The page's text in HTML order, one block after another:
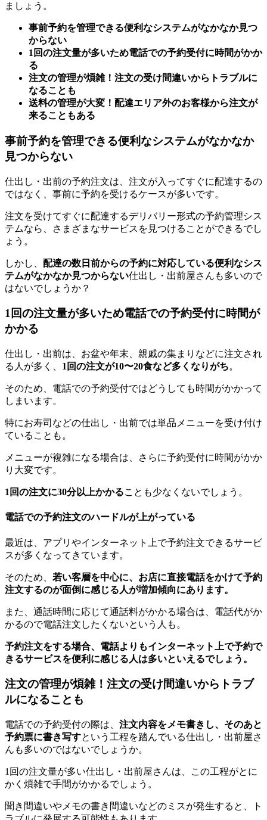
ましょう。
事前予約を管理できる便利なシステムがなかなか見つ
からない
1回の注文量が多いため電話での予約受付に時間がかか
る
注文の管理が煩雑！注文の受け間違いからトラブルに
なることも
送料の管理が大変！配達エリア外のお客様から注文が
来ることもある
事前予約を管理できる便利なシステムがなかなか
見つからない
仕出し・出前の予約注文は、注文が入ってすぐに配達するの
ではなく、事前に予約を受けるケースが多いです。
注文を受けてすぐに配達するデリバリー形式の予約管理シス
テムなら、さまざまなサービスを見つけることができるでし
ょう。
しかし、 配達の数日前からの予約に対応している便利なシス
テムがなかなか見つからない仕出し・出前屋さんも多いので
はないでしょうか？
1回の注文量が多いため電話での予約受付に時間が
かかる
仕出し・出前は、お盆や年末、親戚の集まりなどに注文され
る人が多く、 1回の注文が10〜20食など多くなりがち。
そのため、電話での予約受付ではどうしても時間がかかって
しまいます。
特にお寿司などの仕出し・出前では単品メニューを受け付け
ていることも。
メニューが複雑になる場合は、さらに予約受付に時間がかか
り大変です。
1回の注文に30分以上かかることも少なくないでしょう。
電話での予約注文のハードルが上がっている
最近は、アプリやインターネット上で予約注文できるサービ
スが多くなってきています。
そのため、 若い客層を中心に、お店に直接電話をかけて予約
注文するのが面倒に感じる人が増加傾向にあります。
また、通話時間に応じて通話料がかかる場合は、電話代がか
かるので電話注文したくないという人も。
予約注文をする場合、電話よりもインターネット上で予約で
きるサービスを便利に感じる人は多いといえるでしょう。
注文の管理が煩雑！注文の受け間違いからトラブ
ルになることも
電話での予約受付の際は、 注文内容をメモ書きし、そのあと
予約票に書き写すという工程を踏んでいる仕出し・出前屋さ
んも多いのではないでしょうか。
1回の注文量が多い仕出し・出前屋さんは、この工程がとに
かく煩雑で手間がかかるでしょう。
聞き間違いやメモの書き間違いなどのミスが発生すると、ト